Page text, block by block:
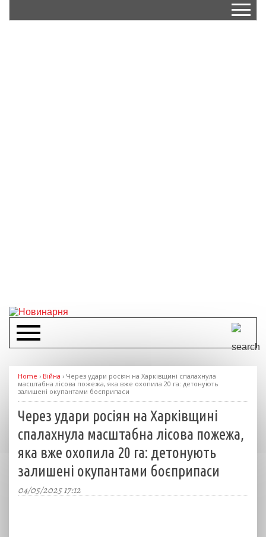
Home › Війна › Через удари росіян на Харківщині спалахнула
масштабна лісова пожежа, яка вже охопила 20 га: детонують
залишені окупантами боєприпаси
Через удари росіян на Харківщині
спалахнула масштабна лісова пожежа,
яка вже охопила 20 га: детонують
залишені окупантами боєприпаси
04/05/2025 17:12